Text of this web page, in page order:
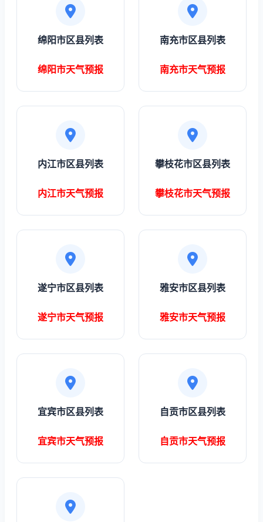
绵阳市区县列表
绵阳市天气预报
南充市区县列表
南充市天气预报
内江市区县列表
内江市天气预报
攀枝花市区县列表
攀枝花市天气预报
遂宁市区县列表
遂宁市天气预报
雅安市区县列表
雅安市天气预报
宜宾市区县列表
宜宾市天气预报
自贡市区县列表
自贡市天气预报